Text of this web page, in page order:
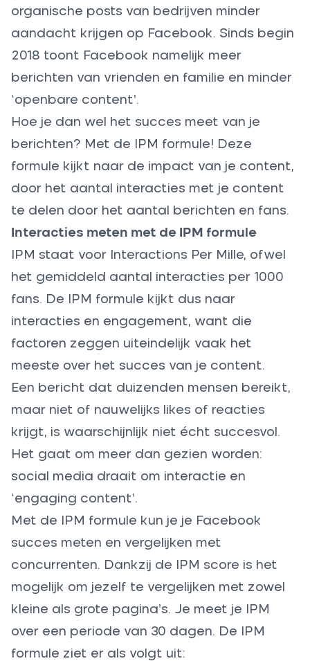
organische posts van bedrijven minder
aandacht krijgen op Facebook. Sinds begin
2018 toont Facebook namelijk meer
berichten van vrienden en familie en minder
‘openbare content’.
Hoe je dan wel het succes meet van je
berichten? Met de IPM formule! Deze
formule kijkt naar de impact van je content,
door het aantal interacties met je content
te delen door het aantal berichten en fans.
Interacties meten met de IPM formule
IPM staat voor Interactions Per Mille, ofwel
het gemiddeld aantal interacties per 1000
fans. De IPM formule kijkt dus naar
interacties en engagement, want die
factoren zeggen uiteindelijk vaak het
meeste over het succes van je content.
Een bericht dat duizenden mensen bereikt,
maar niet of nauwelijks likes of reacties
krijgt, is waarschijnlijk niet écht succesvol.
Het gaat om meer dan gezien worden:
social media draait om interactie en
‘engaging content’.
Met de IPM formule kun je je Facebook
succes meten en vergelijken met
concurrenten. Dankzij de IPM score is het
mogelijk om jezelf te vergelijken met zowel
kleine als grote pagina’s. Je meet je IPM
over een periode van 30 dagen. De IPM
formule ziet er als volgt uit: